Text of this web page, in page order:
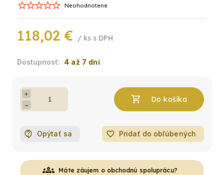
Neohodnotené
118,02 € / ks
4 až 7 dní
+
−
Opýtať sa favorite_border Pridať do obľúbených
groups Máte záujem o obchodnú spoluprácu?